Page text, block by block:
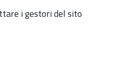
i gestori del sito